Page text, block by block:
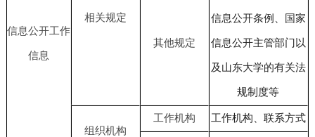
信息公开工作
信息
相关规定
其他规定
信息公开条例、国家
信息公开主管部门以
及山东大学的有关法
规制度等
组织机构
工作机构 工作机构、联系方式